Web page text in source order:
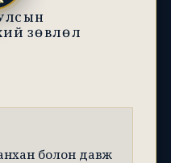
ЗӨВЛӨЛ
болон давж